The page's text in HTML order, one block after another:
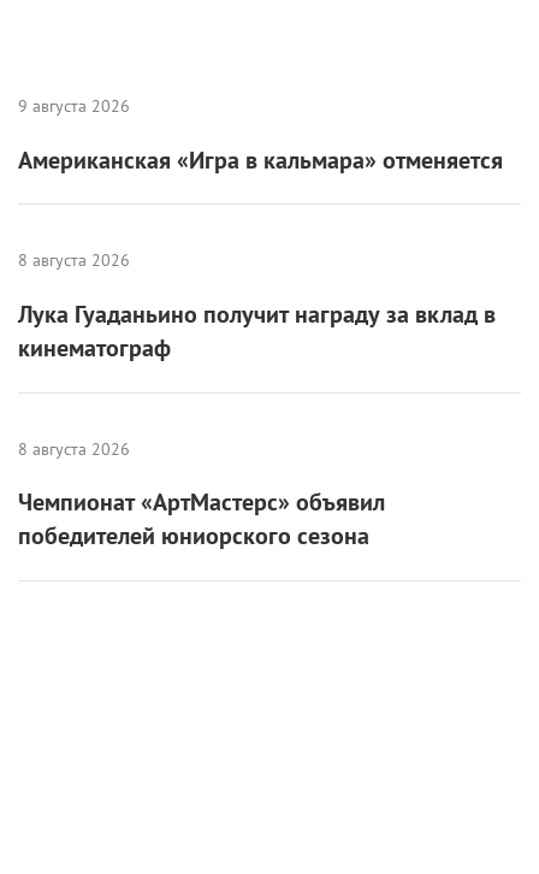
9 августа 2026
Американская «Игра в кальмара» отменяется
8 августа 2026
Лука Гуаданьино получит награду за вклад в
кинематограф
8 августа 2026
Чемпионат «АртМастерс» объявил
победителей юниорского сезона